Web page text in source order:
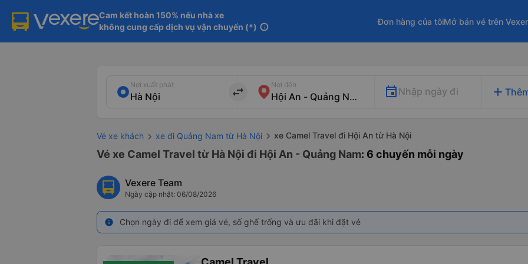
Cam kết hoàn 150% nếu nhà xe
không cung cấp dịch vụ vận chuyển (*) info
Đơn hàng của tôiMở bán vé trên
Nơi xuất phát
import_export
Nơi đến
Nhập ngày đi add
Vé xe khách xe đi Quảng Nam từ Hà Nội xe Camel Travel đi Hội An từ Hà Nội
Vé xe Camel Travel từ Hà Nội đi Hội An - Quảng Nam: 6 chuyến mỗi ngày
Vexere Team
Ngày cập nhật: 06/08/2026
info Chọn ngày đi để xem giá vé, số ghế trống và ưu đãi khi đặt vé